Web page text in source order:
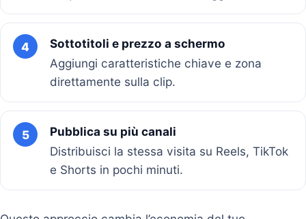
4
Sottotitoli e prezzo a schermo
Aggiungi caratteristiche chiave e zona
direttamente sulla clip.
5
Pubblica su più canali
Distribuisci la stessa visita su Reels, TikTok
e Shorts in pochi minuti.